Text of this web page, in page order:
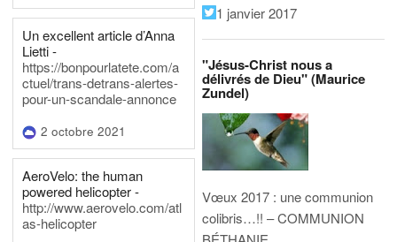
Un excellent article d’Anna
Lietti -
https://bonpourlatete.com/a
ctuel/trans-detrans-alertes-
pour-un-scandale-annonce
2 octobre 2021
AeroVelo: the human
powered helicopter -
http://www.aerovelo.com/atl
as-helicopter
1 janvier 2017
"Jésus-Christ nous a
délivrés de Dieu" (Maurice
Zundel)
Vœux 2017 : une communion
colibris…!! – COMMUNION